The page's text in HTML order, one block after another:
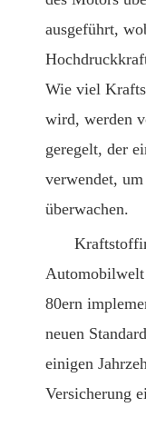
ausgeführt,
Wie viel
wird, werden
geregelt, der
verwendet,
überwachen.
Automobilwelt
80ern
neuen
einigen
Versicherung